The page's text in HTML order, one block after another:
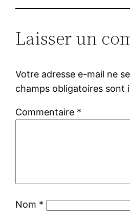
Laisser un
Votre adresse e-mail ne
champs obligatoires sont
Commentaire *
Nom *